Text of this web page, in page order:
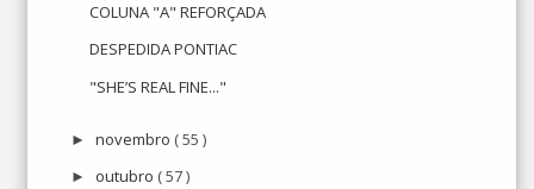
COLUNA "A" REFORÇADA
DESPEDIDA PONTIAC
"SHE’S REAL FINE..."
► novembro ( 55 )
► outubro ( 57 )